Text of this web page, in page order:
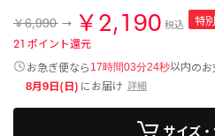
￥6,990 ￥2,190 税込
特
21 ポイント還元
お急ぎ便なら 17時間03分23秒以内の
8月9日(日) にお届け 詳細
サイズ